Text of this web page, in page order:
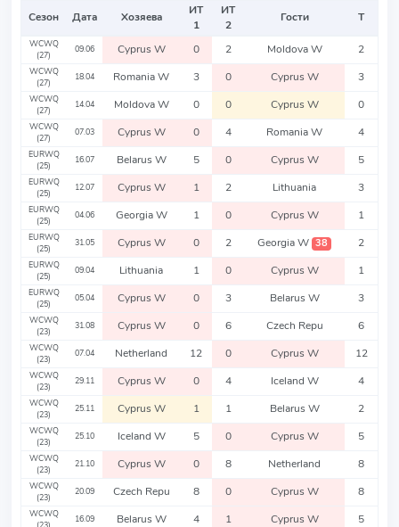
Сезон Дата Хозяева
ИТ
1
ИТ
2
Гости Т
WCWQ
(27)
09.06 Cyprus W 0 2 Moldova W 2
WCWQ
(27)
18.04 Romania W 3 0 Cyprus W 3
WCWQ
(27)
14.04 Moldova W 0 0 Cyprus W 0
WCWQ
(27)
07.03 Cyprus W 0 4 Romania W 4
EURWQ
(25)
16.07 Belarus W 5 0 Cyprus W 5
EURWQ
(25)
12.07 Cyprus W 1 2 Lithuania 3
EURWQ
(25)
04.06 Georgia W 1 0 Cyprus W 1
EURWQ
(25)
31.05 Cyprus W 0 2 Georgia W 38 2
EURWQ
(25)
09.04 Lithuania 1 0 Cyprus W 1
EURWQ
(25)
05.04 Cyprus W 0 3 Belarus W 3
WCWQ
(23)
31.08 Cyprus W 0 6 Czech Repu 6
WCWQ
(23)
07.04 Netherland 12 0 Cyprus W 12
WCWQ
(23)
29.11 Cyprus W 0 4 Iceland W 4
WCWQ
(23)
25.11 Cyprus W 1 1 Belarus W 2
WCWQ
(23)
25.10 Iceland W 5 0 Cyprus W 5
WCWQ
(23)
21.10 Cyprus W 0 8 Netherland 8
WCWQ
(23)
20.09 Czech Repu 8 0 Cyprus W 8
WCWQ
16.09 Belarus W 4 1 Cyprus W 5